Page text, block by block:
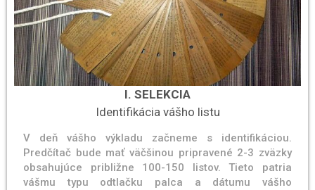
I. SELEKCIA
Identifikácia vášho listu
V deň vášho výkladu začneme s identifikáciou.
Predčítač bude mať väčšinou pripravené 2-3 zväzky
obsahujúce približne 100-150 listov. Tieto patria
vášmu typu odtlačku palca a dátumu vášho